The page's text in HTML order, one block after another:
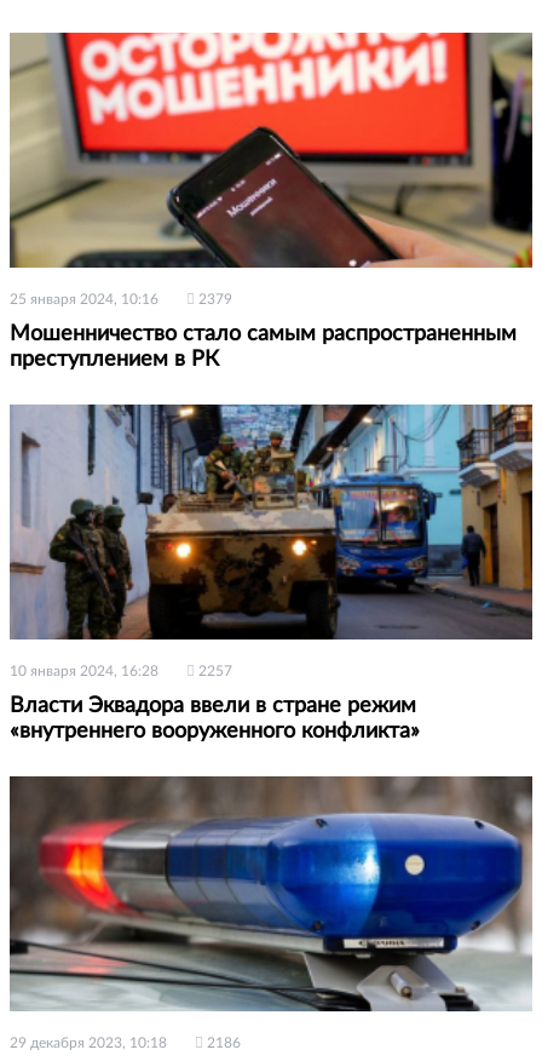
25 января 2024, 10:16 2379
Мошенничество стало самым распространенным
преступлением в РК
10 января 2024, 16:28 2257
Власти Эквадора ввели в стране режим
«внутреннего вооруженного конфликта»
29 декабря 2023, 10:18 2186